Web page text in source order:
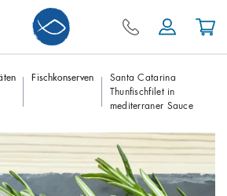
Fischkonserven
Santa Catarina
Thunfischfilet in
mediterraner Sauce